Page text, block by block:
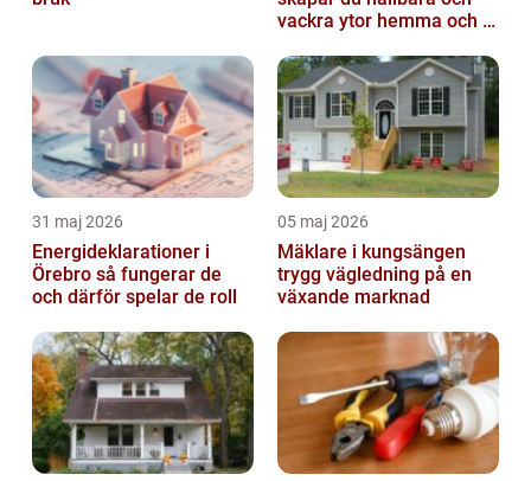
vackra ytor hemma och i
31 maj 2026
Energideklarationer i
Örebro så fungerar de
och därför spelar de roll
05 maj 2026
Mäklare i kungsängen
trygg vägledning på en
växande marknad